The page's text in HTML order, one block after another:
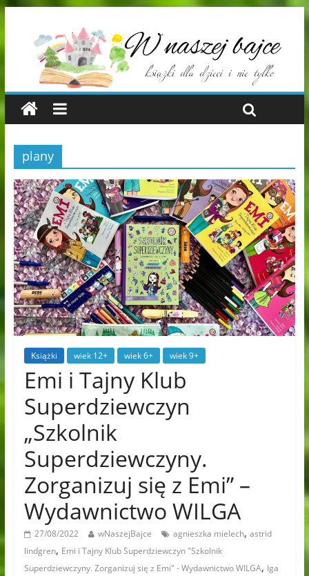
plany
Książki wiek 12+ wiek 6+ wiek 9+
Emi i Tajny Klub
Superdziewczyn
„Szkolnik
Superdziewczyny.
Zorganizuj się z Emi” –
Wydawnictwo WILGA
27/08/2022 wNaszejBajce agnieszka mielech, astrid
lindgren, Emi i Tajny Klub Superdziewczyn "Szkolnik
Superdziewczyny. Zorganizuj się z Emi" - Wydawnictwo WILGA, Iga